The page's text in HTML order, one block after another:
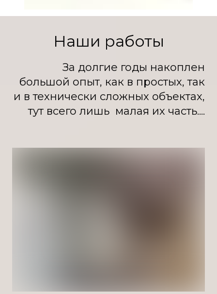
Наши работы
За долгие годы накоплен
большой опыт, как в простых, так
и в технически сложных объектах,
тут всего лишь малая их часть....